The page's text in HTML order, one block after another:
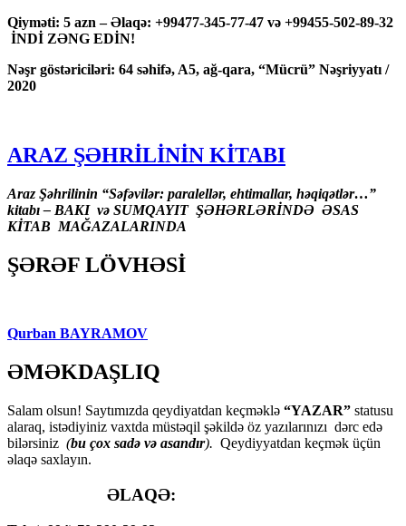
Qiyməti: 5 azn – Əlaqə: +99477-345-77-47 və +99455-502-89-32
İNDİ ZƏNG EDİN!
Nəşr göstəriciləri: 64 səhifə, A5, ağ-qara, “Mücrü” Nəşriyyatı /
2020
ARAZ ŞƏHRİLİNİN KİTABI
Araz Şəhrilinin “Səfəvilər: paralellər, ehtimallar, həqiqətlər…”
kitabı – BAKI və SUMQAYIT ŞƏHƏRLƏRİNDƏ ƏSAS
KİTAB MAĞAZALARINDA
ŞƏRƏF LÖVHƏSİ
Qurban BAYRAMOV
ƏMƏKDAŞLIQ
Salam olsun! Saytımızda qeydiyatdan keçməklə “YAZAR” statusu
alaraq, istədiyiniz vaxtda müstəqil şəkildə öz yazılarınızı dərc edə
bilərsiniz (bu çox sadə və asandır). Qeydiyyatdan keçmək üçün
əlaqə saxlayın.
ƏLAQƏ: